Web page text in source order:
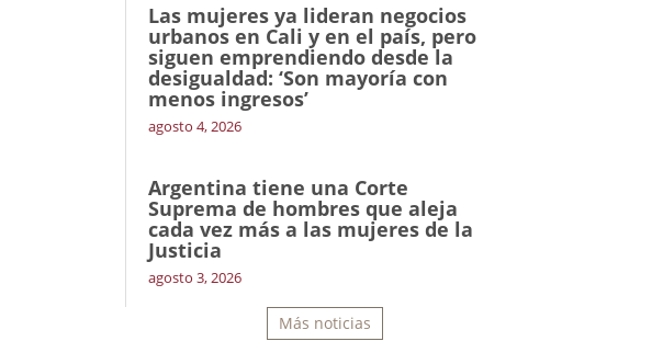
Las mujeres ya lideran negocios
urbanos en Cali y en el país, pero
siguen emprendiendo desde la
desigualdad: ‘Son mayoría con
menos ingresos’
agosto 4, 2026
Argentina tiene una Corte
Suprema de hombres que aleja
cada vez más a las mujeres de la
Justicia
agosto 3, 2026
Más noticias